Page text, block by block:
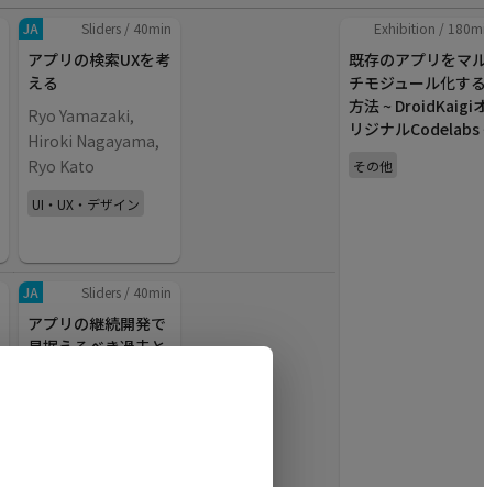
JA Sliders / 40min
アプリの検索UXを考
える
Ryo Yamazaki,
Hiroki Nagayama,
Ryo Kato
UI・UX・デザイン
Exhibition / 180
既存のアプリをマ
チモジュール化す
方法 ~ DroidKaigi
リジナルCodelabs
その他
JA Sliders / 40min
アプリの継続開発で
見据えるべき過去と